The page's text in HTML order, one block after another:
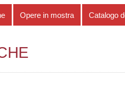
Opere in mostra Catalogo